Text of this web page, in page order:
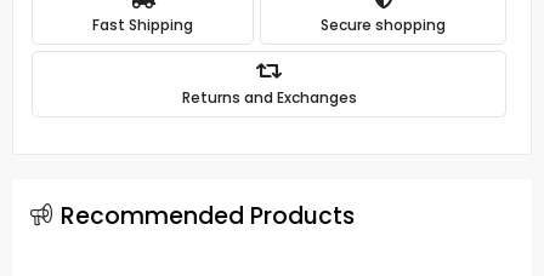
Fast Shipping Secure shopping
Returns and Exchanges
Recommended Products